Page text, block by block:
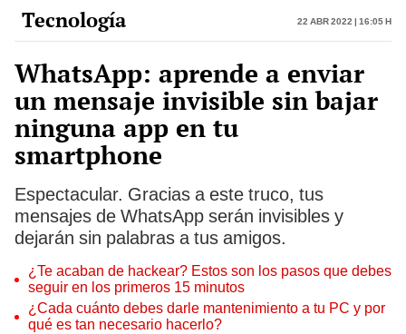
Tecnología 22 Abr 2022 | 16:05 h
WhatsApp: aprende a enviar
un mensaje invisible sin bajar
ninguna app en tu
smartphone
Espectacular. Gracias a este truco, tus
mensajes de WhatsApp serán invisibles y
dejarán sin palabras a tus amigos.
¿Te acaban de hackear? Estos son los pasos que debes
seguir en los primeros 15 minutos
¿Cada cuánto debes darle mantenimiento a tu PC y por
qué es tan necesario hacerlo?